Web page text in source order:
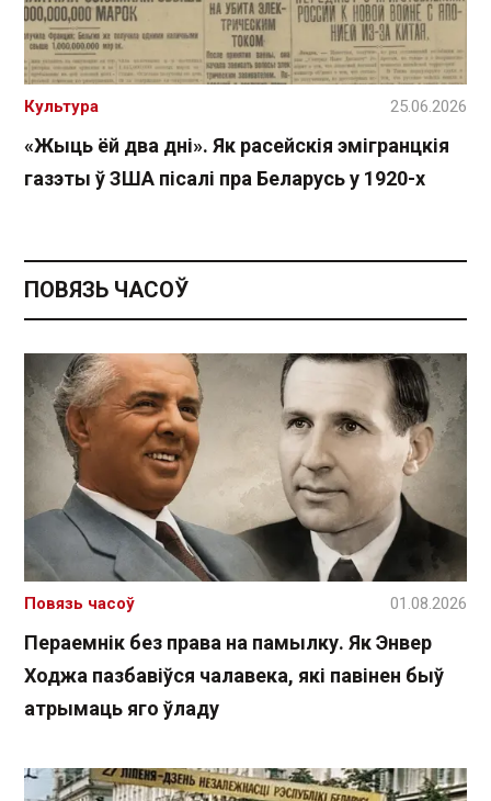
«Жыць ёй два дні». Як расейскія эмігранцкія
газэты ў ЗША пісалі пра Беларусь у 1920-х
Культура 25.06.2026
ПОВЯЗЬ ЧАСОЎ
Пераемнік без права на памылку. Як Энвер
Ходжа пазбавіўся чалавека, які павінен быў
атрымаць яго ўладу
Повязь часоў 01.08.2026